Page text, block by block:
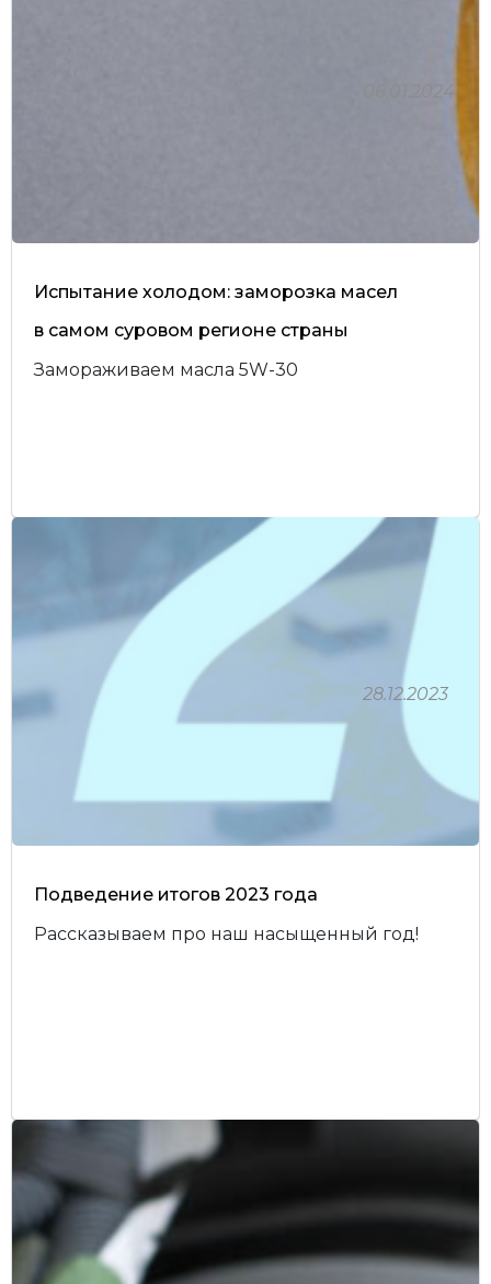
Испытание холодом: заморозка масел
в самом суровом регионе страны
Замораживаем масла 5W-30
06.01.2024
Подведение итогов 2023 года
Рассказываем про наш насыщенный год!
28.12.2023